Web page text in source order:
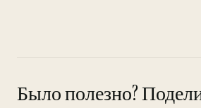
Было полезно?